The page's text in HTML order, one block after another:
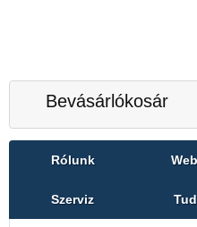
Bevásárlókosár
Rólunk
Szerviz